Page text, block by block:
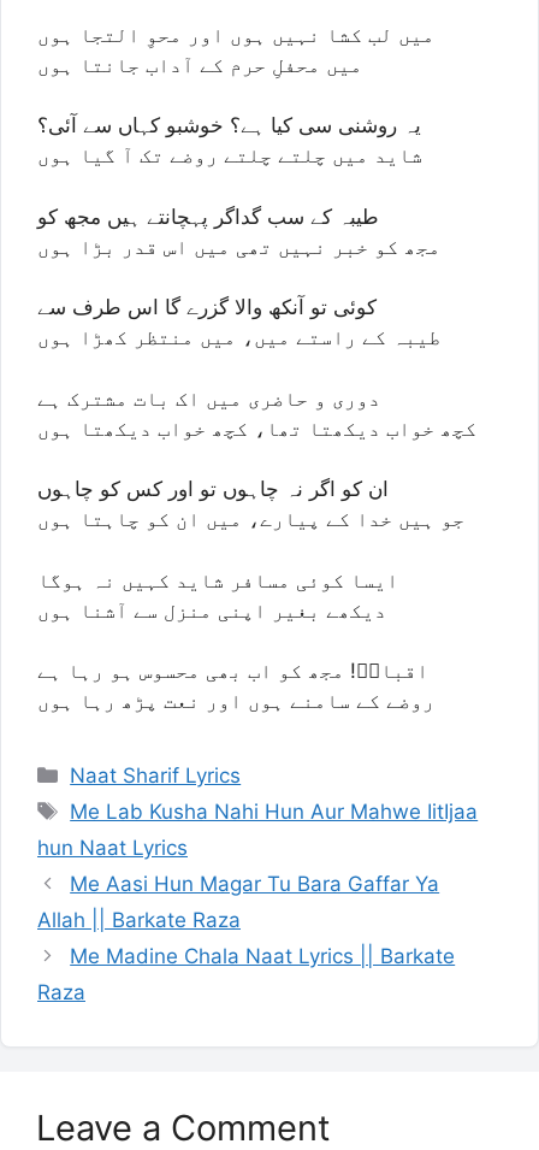
میں لب کشا نہیں ہوں اور محوِ التجا ہوں
میں محفلِ حرم کے آداب جانتا ہوں
یہ روشنی سی کیا ہے؟ خوشبو کہاں سے آئی؟
شاید میں چلتے چلتے روضے تک آ گیا ہوں
طیبہ کے سب گداگر پہچانتے ہیں مجھ کو
مجھ کو خبر نہیں تھی میں اس قدر بڑا ہوں
کوئی تو آنکھ والا گزرے گا اس طرف سے
طیبہ کے راستے میں، میں منتظر کھڑا ہوں
دوری و حاضری میں اک بات مشترک ہے
کچھ خواب دیکھتا تھا، کچھ خواب دیکھتا ہوں
ان کو اگر نہ چاہوں تو اور کس کو چاہوں
جو ہیں خدا کے پیارے، میں ان کو چاہتا ہوں
ایسا کوئی مسافر شاید کہیں نہ ہوگا
دیکھے بغیر اپنی منزل سے آشنا ہوں
اقبالؔ! مجھ کو اب بھی محسوس ہو رہا ہے
روضے کے سامنے ہوں اور نعت پڑھ رہا ہوں
Categories
Naat Sharif Lyrics
Tags
Me Lab Kusha Nahi Hun Aur Mahwe IitIjaa
hun Naat Lyrics
Me Aasi Hun Magar Tu Bara Gaffar Ya
Allah || Barkate Raza
Me Madine Chala Naat Lyrics || Barkate
Raza
Leave a Comment